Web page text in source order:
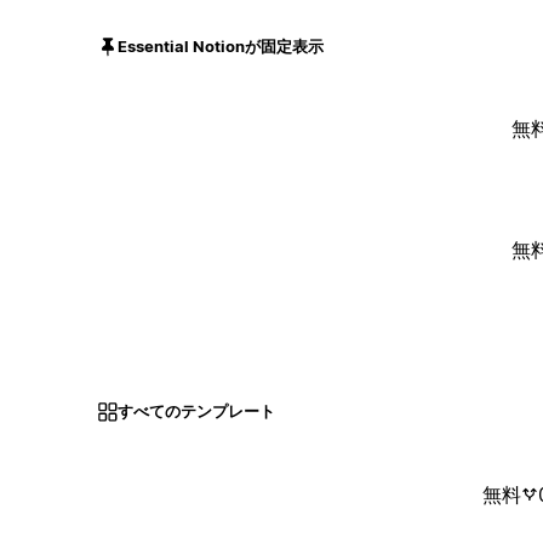
Essential Notionが固定表示
無
無
すべてのテンプレート
無料